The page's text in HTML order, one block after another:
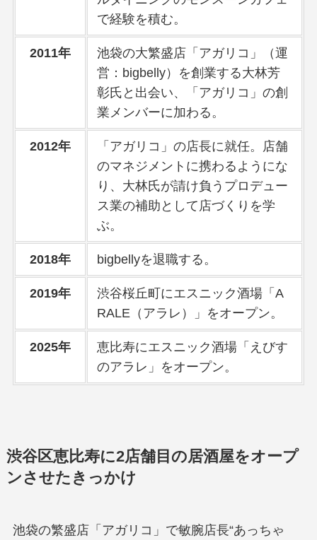
で経験を積む。
2011年
池袋の大繁盛店「アガリコ」（運
営：bigbelly）を創業する大林芳
彰氏と出会い、「アガリコ」の創
業メンバーに加わる。
2012年
「アガリコ」の店長に就任。店舗
のマネジメントに携わるようにな
り、大林氏が請け負うプロデュー
ス業の補助として店づくりを学
ぶ。
2018年 bigbellyを退職する。
2019年
渋谷桜丘町にエスニック酒場「A
RALE（アラレ）」をオープン。
2025年
恵比寿にエスニック酒場「えびす
のアラレ」をオープン。
渋谷区恵比寿に2店舗目の居酒屋をオープ
ンさせたきっかけ
池袋の繁盛店「アガリコ」で敏腕店長“あっちゃ